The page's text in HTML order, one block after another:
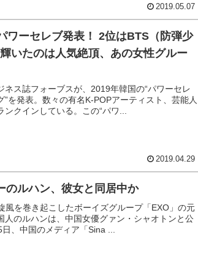
2019.05.07
ワーセレブ発表！ 2位はBTS（防弾少
いたのは人気絶頂、あの女性グルー
ネス誌フォーブスが、2019年韓国の“パワーセレ
”を発表。数々の有名K-POPアーティスト、芸能人
クインしている。この“パワ...
2019.04.29
のルハン、彼女と同居中か
風を巻き起こしたボーイズグループ「EXO」の元
人のルハンは、中国女優グァン・シャオトンと公
、中国のメディア「Sina ...